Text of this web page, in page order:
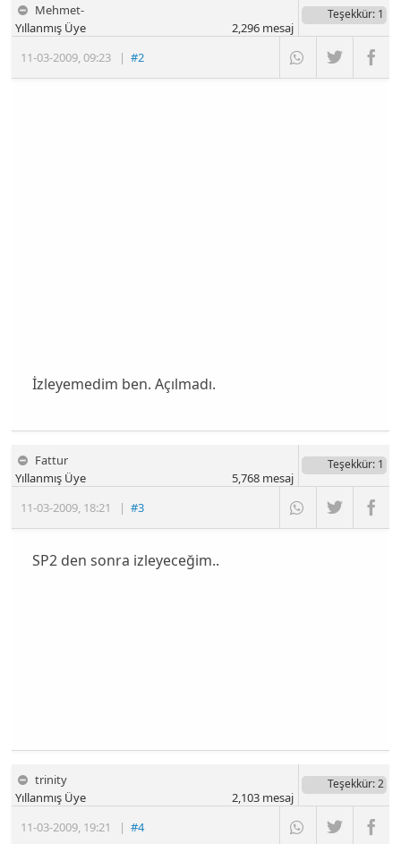
Mehmet-
11-03-2009,09:23 |#2
Yıllanmış Üye
Teşekkür: 1
2,296mesaj
İzleyemedim ben. Açılmadı.
Fattur
11-03-2009, 18:21 |#3
Yıllanmış Üye
Teşekkür: 1
5,768mesaj
SP2 den sonra izleyeceğim..
trinity
11-03-2009, 19:21 |#4
Yıllanmış Üye
Teşekkür: 2
2,103mesaj